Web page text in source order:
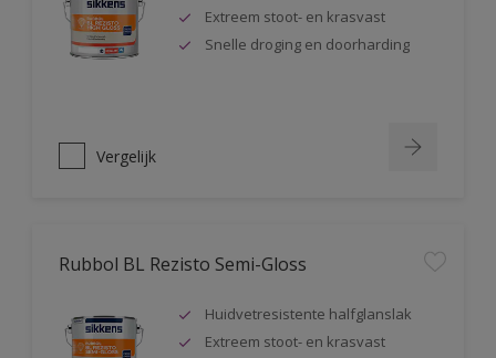
Extreem stoot- en krasvast
Snelle droging en doorharding
Vergelijk
Rubbol BL Rezisto Semi-Gloss
Huidvetresistente halfglanslak
Extreem stoot- en krasvast